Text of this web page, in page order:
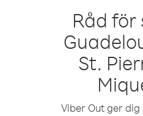
Råd
St.
Viber Out ger